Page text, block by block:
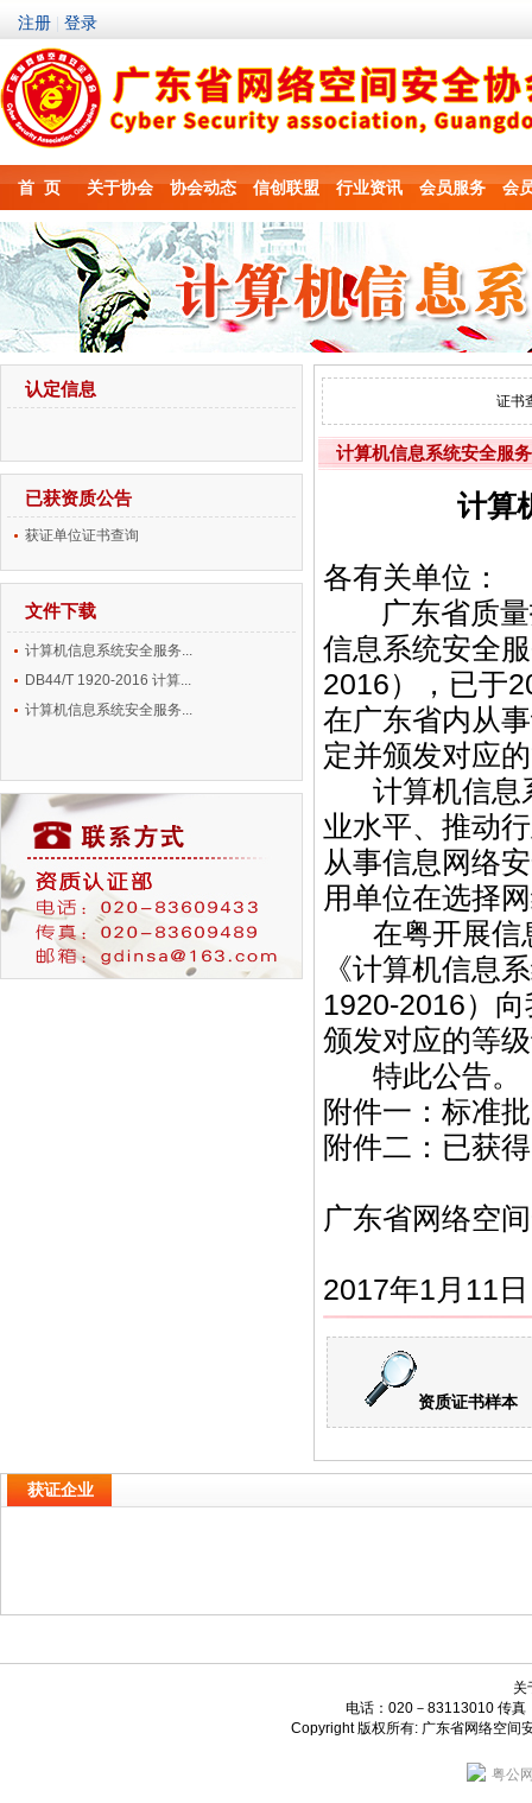
首 页 关于协会 协会动态 信创联盟 行业资讯 会员服务 会
认定信息
已获资质公告
获证单位证书查询
文件下载
计算机信息系统安全服务...
DB44/T 1920-2016 计算...
计算机信息系统安全服务...
证书
计算机信息系统安全服
计算
各有关单位：
广东省质量
信息系统安全
2016），已于
在广东省内从
定并颁发对应
计算机信息
业水平、推动
从事信息网络
用单位在选择
在粤开展信
《计算机信息
1920-2016）
颁发对应的等
特此公告。
附件一：标准
附件二：已获
广东省网络空
2017年1月11日
资质证书样本
获证企业
关
电话：020－83113010 传
Copyright 版权所有: 广东省网络空
粤公